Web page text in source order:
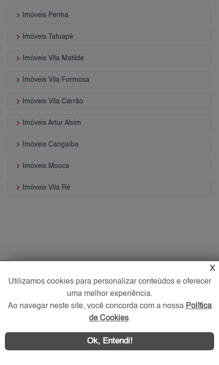
keyboard_arrow_right Imóveis Penha
keyboard_arrow_right Imóveis Tatuapé
keyboard_arrow_right Imóveis Vila Matilde
keyboard_arrow_right Imóveis Vila Formosa
keyboard_arrow_right Imóveis Vila Carrão
keyboard_arrow_right Imóveis Artur Alvim
keyboard_arrow_right Imóveis Cangaíba
keyboard_arrow_right Imóveis Mooca
keyboard_arrow_right Imóveis Vila Ré
X
Utilizamos cookies para personalizar conteúdos e oferecer
uma melhor experiência.
Ao navegar neste site, você concorda com a nossa Política
de Cookies.
Ok, Entendi!